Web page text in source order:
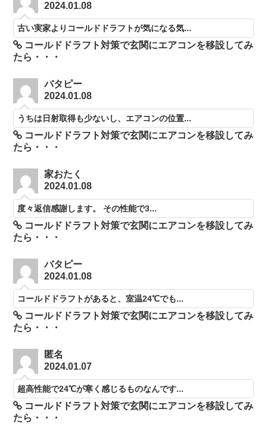
2024.01.08
古い実家よりコールドドラフトが気になる気...
コールドドラフト対策で玄関にエアコンを移設してみ
たら・・・
バタピー
2024.01.08
うちは日射取得も少ないし、エアコンの位置...
コールドドラフト対策で玄関にエアコンを移設してみ
たら・・・
家おたく
2024.01.08
度々返信感謝します。 その性能で3...
コールドドラフト対策で玄関にエアコンを移設してみ
たら・・・
バタピー
2024.01.08
コールドドラフトがあると、室温24℃でも...
コールドドラフト対策で玄関にエアコンを移設してみ
たら・・・
匿名
2024.01.07
超高性能で24℃が寒く感じるものなんです...
コールドドラフト対策で玄関にエアコンを移設してみ
たら・・・